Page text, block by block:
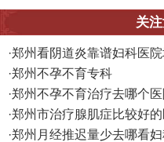
关
·郑州看阴道炎靠谱妇科医
·郑州不孕不育专科
·郑州不孕不育治疗去哪个医
·郑州市治疗腺肌症比较好
·郑州月经推迟量少去哪看